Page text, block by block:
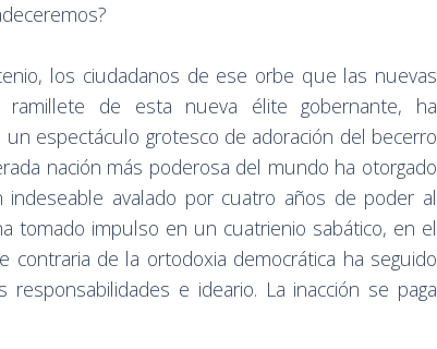
los ciudadanos de ese orbe que las nuevas
ramillete de esta nueva élite gobernante, ha
espectáculo grotesco de adoración del becerro
nación más poderosa del mundo ha otorgado
avalado por cuatro años de poder al
tomado impulso en un cuatrienio sabático, en el
de la ortodoxia democrática ha seguido
e ideario. La inacción se paga